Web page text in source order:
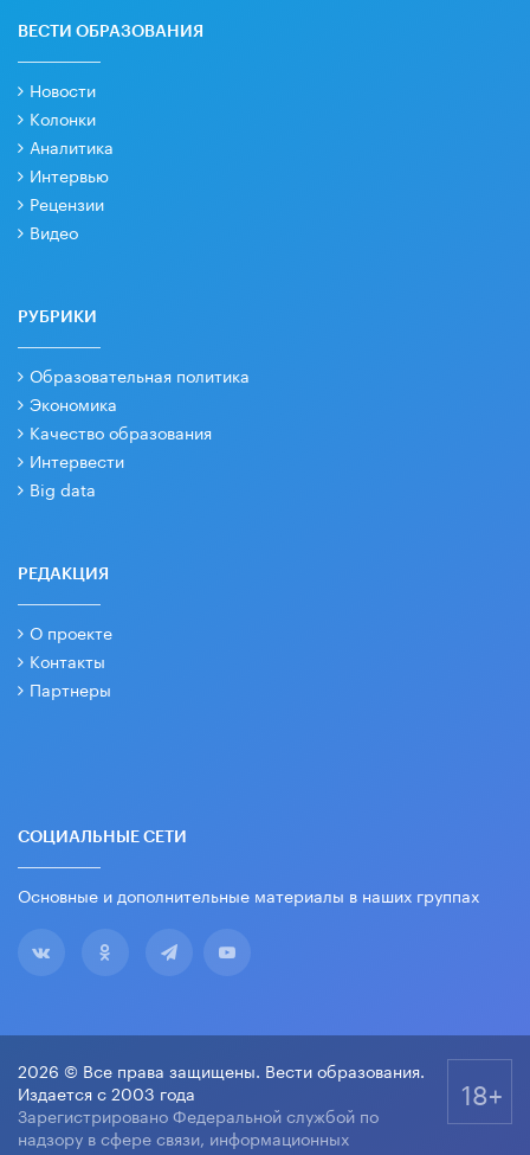
ВЕСТИ ОБРАЗОВАНИЯ
Новости
Колонки
Аналитика
Интервью
Рецензии
Видео
РУБРИКИ
Образовательная политика
Экономика
Качество образования
Интервести
Big data
РЕДАКЦИЯ
О проекте
Контакты
Партнеры
СОЦИАЛЬНЫЕ СЕТИ
Основные и дополнительные материалы в наших группах
2026 © Все права защищены. Вести образования.
Издается с 2003 года
Зарегистрировано Федеральной службой по
надзору в сфере связи, информационных
18+